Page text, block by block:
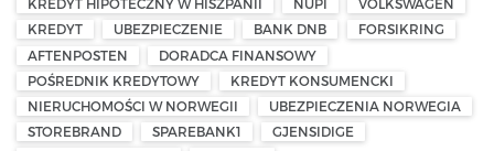
KREDYT HIPOTECZNY W HISZPANII
NUPI
VOLKSWAGEN
KREDYT
UBEZPIECZENIE BANK DNB
FORSIKRING
AFTENPOSTEN
DORADCA FINANSOWY
POŚREDNIK KREDYTOWY
KREDYT KONSUMENCKI
NIERUCHOMOŚCI W NORWEGII
UBEZPIECZENIA NORWEGIA
STOREBRAND
SPAREBANK1
GJENSIDIGE